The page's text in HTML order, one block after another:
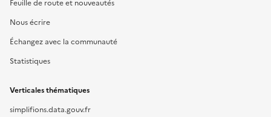
Feuille de route et nouveautés
Nous écrire
Échangez avec la communauté
Statistiques
Verticales thématiques
simplifions.data.gouv.fr